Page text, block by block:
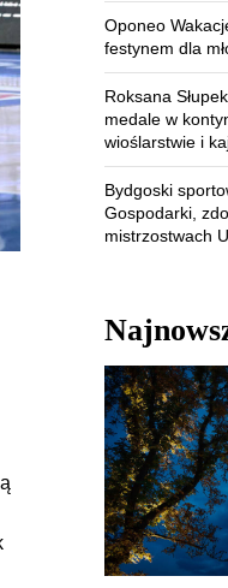
Oponeo
festynem dla
Roksana
medale w
wioślarstwie i
Bydgoski
Gospodarki,
mistrzostwach